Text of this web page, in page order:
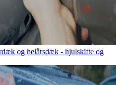
og helårsdæk - hjulskifte og